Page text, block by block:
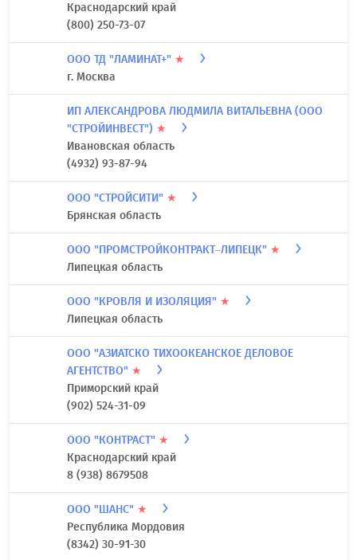
Краснодарский край
(800) 250-73-07
ООО ТД "ЛАМИНАТ+" ★
г. Москва
ИП АЛЕКСАНДРОВА ЛЮДМИЛА ВИТАЛЬЕВНА (ООО
"СТРОЙИНВЕСТ") ★
Ивановская область
(4932) 93-87-94
ООО "СТРОЙСИТИ" ★
Брянская область
ООО "ПРОМСТРОЙКОНТРАКТ–ЛИПЕЦК" ★
Липецкая область
ООО "КРОВЛЯ И ИЗОЛЯЦИЯ" ★
Липецкая область
ООО "АЗИАТСКО ТИХООКЕАНСКОЕ ДЕЛОВОЕ
АГЕНТСТВО" ★
Приморский край
(902) 524-31-09
ООО "КОНТРАСТ" ★
Краснодарский край
8 (938) 8679508
ООО "ШАНС" ★
Республика Мордовия
(8342) 30-91-30